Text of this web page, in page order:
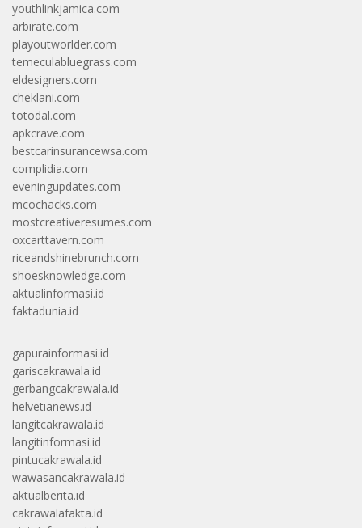
youthlinkjamica.com
arbirate.com
playoutworlder.com
temeculabluegrass.com
eldesigners.com
cheklani.com
totodal.com
apkcrave.com
bestcarinsurancewsa.com
complidia.com
eveningupdates.com
mcochacks.com
mostcreativeresumes.com
oxcarttavern.com
riceandshinebrunch.com
shoesknowledge.com
aktualinformasi.id
faktadunia.id
gapurainformasi.id
gariscakrawala.id
gerbangcakrawala.id
helvetianews.id
langitcakrawala.id
langitinformasi.id
pintucakrawala.id
wawasancakrawala.id
aktualberita.id
cakrawalafakta.id